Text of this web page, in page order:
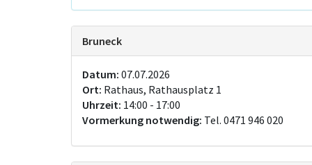
Bruneck
Datum: 07.07.2026
Ort: Rathaus, Rathausplatz 1
Uhrzeit: 14:00 - 17:00
Vormerkung notwendig: Tel. 0471 946 020